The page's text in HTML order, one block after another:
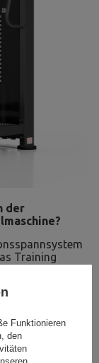
der
Training
äußerst
Funktionieren
den